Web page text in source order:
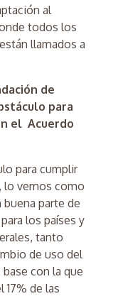
al
todos los
llamados a
de
para
el Acuerdo
para cumplir
lo vemos como
parte de
los países y
tanto
de uso del
con la que
17% de las